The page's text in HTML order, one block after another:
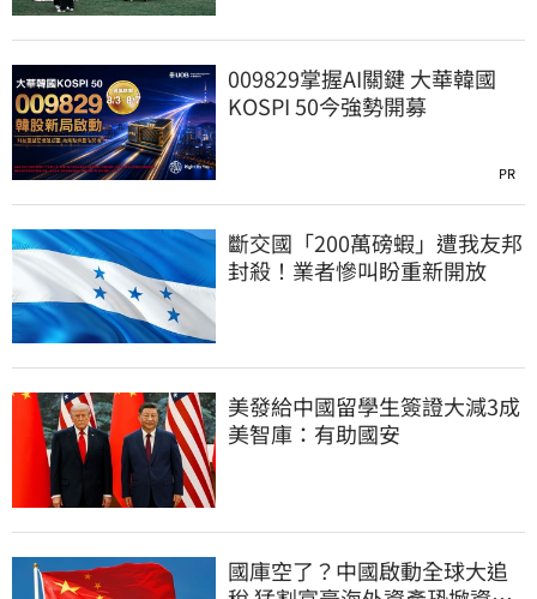
009829掌握AI關鍵 大華韓國
KOSPI 50今強勢開募
PR
斷交國「200萬磅蝦」遭我友邦
封殺！業者慘叫盼重新開放
美發給中國留學生簽證大減3成
美智庫：有助國安
國庫空了？中國啟動全球大追